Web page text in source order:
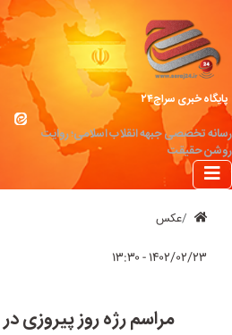
پایگاه خبری سراج۲۴
رسانه تخصصی جبهه انقلاب اسلامی؛ روایت
روشن حقیقت
عکس
۱۴۰۲/۰۲/۲۳ - ۱۳:۳۰
مراسم رژه روز پیروزی